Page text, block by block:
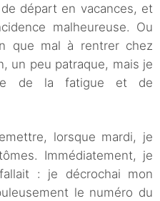
départ en vacances, et
malheureuse. Ou
que mal à rentrer chez
un peu patraque, mais je
de la fatigue et de
lorsque mardi, je
Immédiatement, je
: je décrochai mon
le numéro du